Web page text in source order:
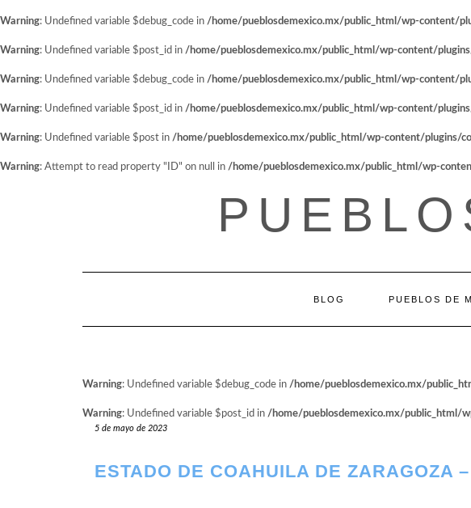
Warning: Undefined variable $debug_code in /home/pueblosdemexico.mx/public_html/wp-content/
Warning: Undefined variable $post_id in /home/pueblosdemexico.mx/public_html/wp-content/
Warning: Undefined variable $debug_code in /home/pueblosdemexico.mx/public_html/wp-content/
Warning: Undefined variable $post_id in /home/pueblosdemexico.mx/public_html/wp-content/
Warning: Undefined variable $post in /home/pueblosdemexico.mx/public_html/wp-content/plugins/
Warning: Attempt to read property "ID" on null in /home/pueblosdemexico.mx/public_html/wp-
BLOG PUEBLOS DE
Warning: Undefined variable $debug_code in /home/pueblosdemexico.mx/
Warning: Undefined variable $post_id in /home/pueblosdemexico.mx/public_html/
5 de mayo de 2023
ESTADO DE COAHUILA DE ZARAGOZA